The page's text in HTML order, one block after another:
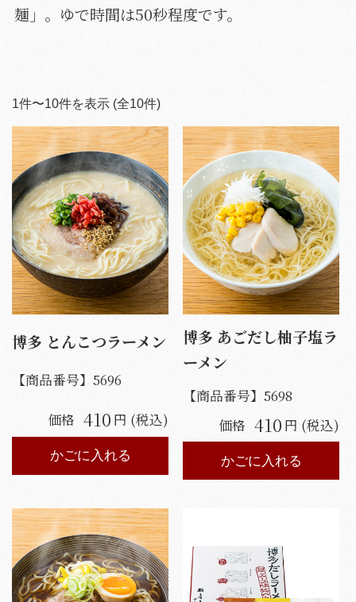
麺」。ゆで時間は50秒程度です。
1件〜10件を表示 (全10件)
博多 とんこつラーメン
【商品番号】 5696
価格 410 円 (税込)
かごに入れる
博多 あごだし柚子塩ラ
ーメン
【商品番号】5698
価格 410 円 (税込)
かごに入れる